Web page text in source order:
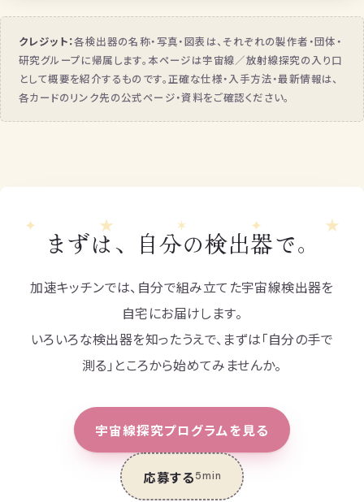
クレジット：各検出器の名称・写真・図表は、それぞれの製作者・団体・
研究グループに帰属します。本ページは宇宙線／放射線探究の入り口
として概要を紹介するものです。正確な仕様・入手方法・最新情報は、
各カードのリンク先の公式ページ・資料をご確認ください。
✦ ★ ✶ ✦ ★
まずは、自分の検出器で。
加速キッチンでは、自分で組み立てた宇宙線検出器を
自宅にお届けします。
いろいろな検出器を知ったうえで、まずは「自分の手で
測る」ところから始めてみませんか。
宇宙線探究プログラムを見る
応募する5min